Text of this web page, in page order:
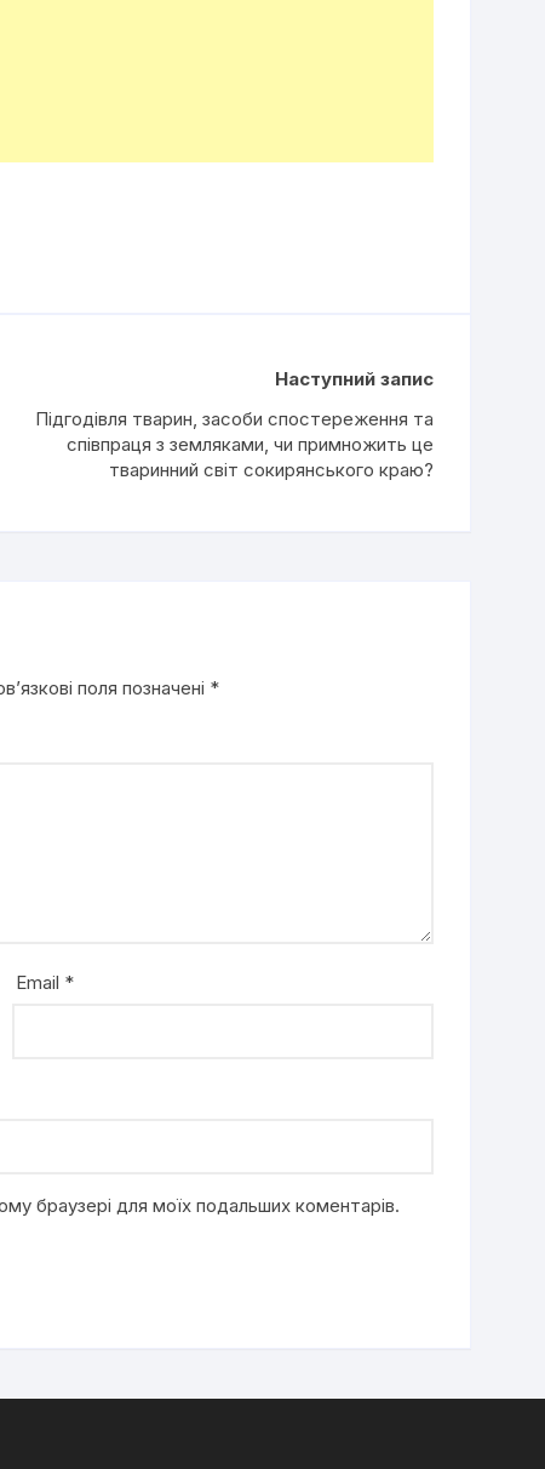
Наступний запис
Підгодівля тварин, засоби спостереження та
співпраця з земляками, чи примножить це
тваринний світ сокирянського краю?
поля позначені *
Email *
браузері для моїх подальших коментарів.